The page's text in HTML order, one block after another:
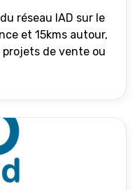
et 15kms autour,
projets de vente ou